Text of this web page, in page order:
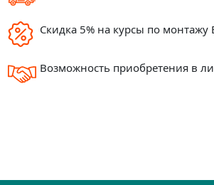
Скидка 5% на курсы по
Возможность приобретения в